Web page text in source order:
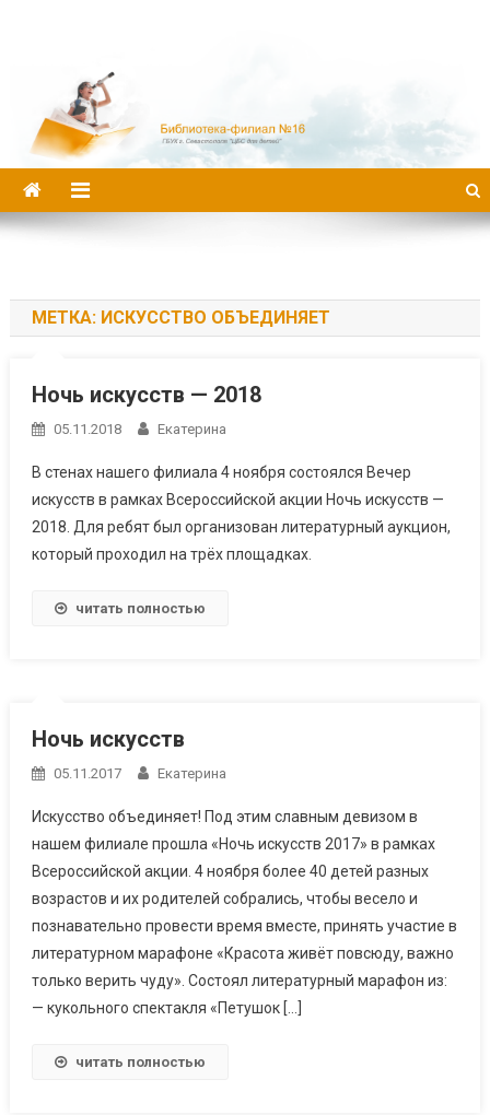
МЕТКА: ИСКУССТВО ОБЪЕДИНЯЕТ
Ночь искусств — 2018
05.11.2018 Екатерина
В стенах нашего филиала 4 ноября состоялся Вечер
искусств в рамках Всероссийской акции Ночь искусств —
2018. Для ребят был организован литературный аукцион,
который проходил на трёх площадках.
читать полностью
Ночь искусств
05.11.2017 Екатерина
Искусство объединяет! Под этим славным девизом в
нашем филиале прошла «Ночь искусств 2017» в рамках
Всероссийской акции. 4 ноября более 40 детей разных
возрастов и их родителей собрались, чтобы весело и
познавательно провести время вместе, принять участие в
литературном марафоне «Красота живёт повсюду, важно
только верить чуду». Состоял литературный марафон из:
— кукольного спектакля «Петушок […]
читать полностью